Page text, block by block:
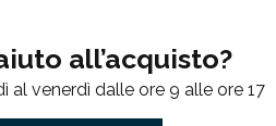
all’acquisto?
al venerdì dalle ore 9 alle ore 17